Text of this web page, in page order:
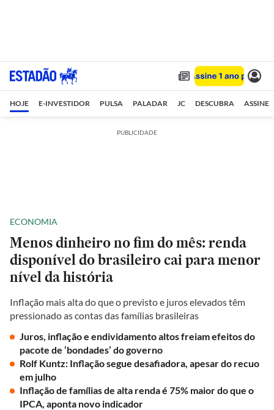
HOJE E-INVESTIDOR PULSA PALADAR JC DESCUBRA ASSINE
PUBLICIDADE
ECONOMIA
Menos dinheiro no fim do mês: renda
disponível do brasileiro cai para menor
nível da história
Inflação mais alta do que o previsto e juros elevados têm
pressionado as contas das famílias brasileiras
Juros, inflação e endividamento altos freiam efeitos do
pacote de ‘bondades’ do governo
Rolf Kuntz: Inflação segue desafiadora, apesar do recuo
em julho
Inflação de famílias de alta renda é 75% maior do que o
IPCA, aponta novo indicador